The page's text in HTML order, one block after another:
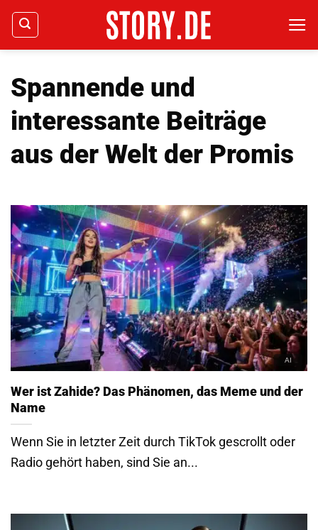
Zum
Inhalt
springen
Spannende und
interessante Beiträge
aus der Welt der Promis
Wer ist Zahide? Das Phänomen, das Meme und der
Name
Wenn Sie in letzter Zeit durch TikTok gescrollt oder
Radio gehört haben, sind Sie an...